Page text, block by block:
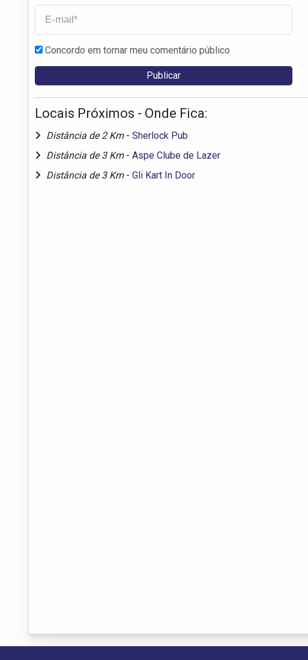
Concordo em tornar meu comentário público
Locais Próximos - Onde Fica:
Distância de 2 Km - Sherlock Pub
Distância de 3 Km - Aspe Clube de Lazer
Distância de 3 Km - Gli Kart In Door